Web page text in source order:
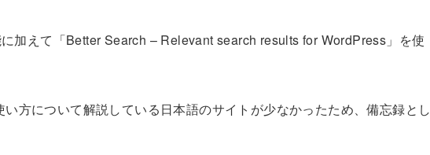
加えて「Better Search – Relevant search results for WordPress」を使
方について解説している日本語のサイトが少なかったため、備忘録とし